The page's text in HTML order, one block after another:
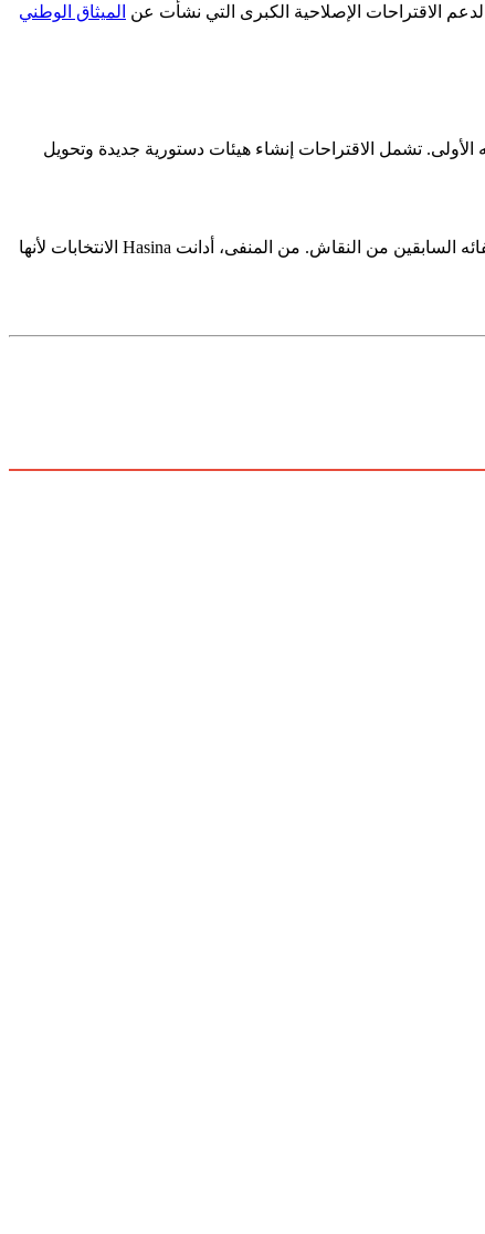
الاقتراحات الإصلاحية الكبرى التي نشأت عن الميثاق الوطني
المنتخب حديثًا تشكيل مجلس إصلاح دستوري لإجراء التغييرات خلال 180 يوم عمل من جلسته الأولى. تشمل الاقتراحات إنشاء هيئات دستورية جديدة وتحويل
استُبعد حزب Awami League الذي تنتمي إليه Hasina – والذي لا يزال حزبًا رئيسيًا في بنغلاديش على الرغم من منعه من الانتخابات – وبعض حلفائه السابقين من النقاش. من المنفى، أدانت Hasina الانتخابات لأنها